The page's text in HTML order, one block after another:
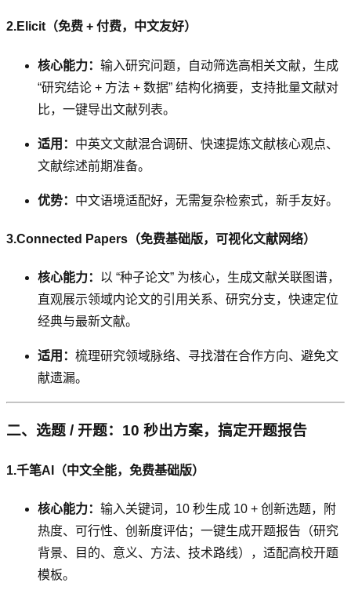
2.Elicit（免费 + 付费，中文友好）
核心能力： 输入研究问题，自动筛选高相关文献，生成
“研究结论 + 方法 + 数据” 结构化摘要，支持批量文献对
比，一键导出文献列表。
适用： 中英文文献混合调研、快速提炼文献核心观点、
文献综述前期准备。
优势： 中文语境适配好，无需复杂检索式，新手友好。
3.Connected Papers（免费基础版，可视化文献网络）
核心能力： 以 “种子论文” 为核心，生成文献关联图谱，
直观展示领域内论文的引用关系、研究分支，快速定位
经典与最新文献。
适用： 梳理研究领域脉络、寻找潜在合作方向、避免文
献遗漏。
二、选题 / 开题：10 秒出方案，搞定开题报告
1.千笔AI（中文全能，免费基础版）
核心能力： 输入关键词，10 秒生成 10 + 创新选题，附
热度、可行性、创新度评估；一键生成开题报告（研究
背景、目的、意义、方法、技术路线），适配高校开题
模板。